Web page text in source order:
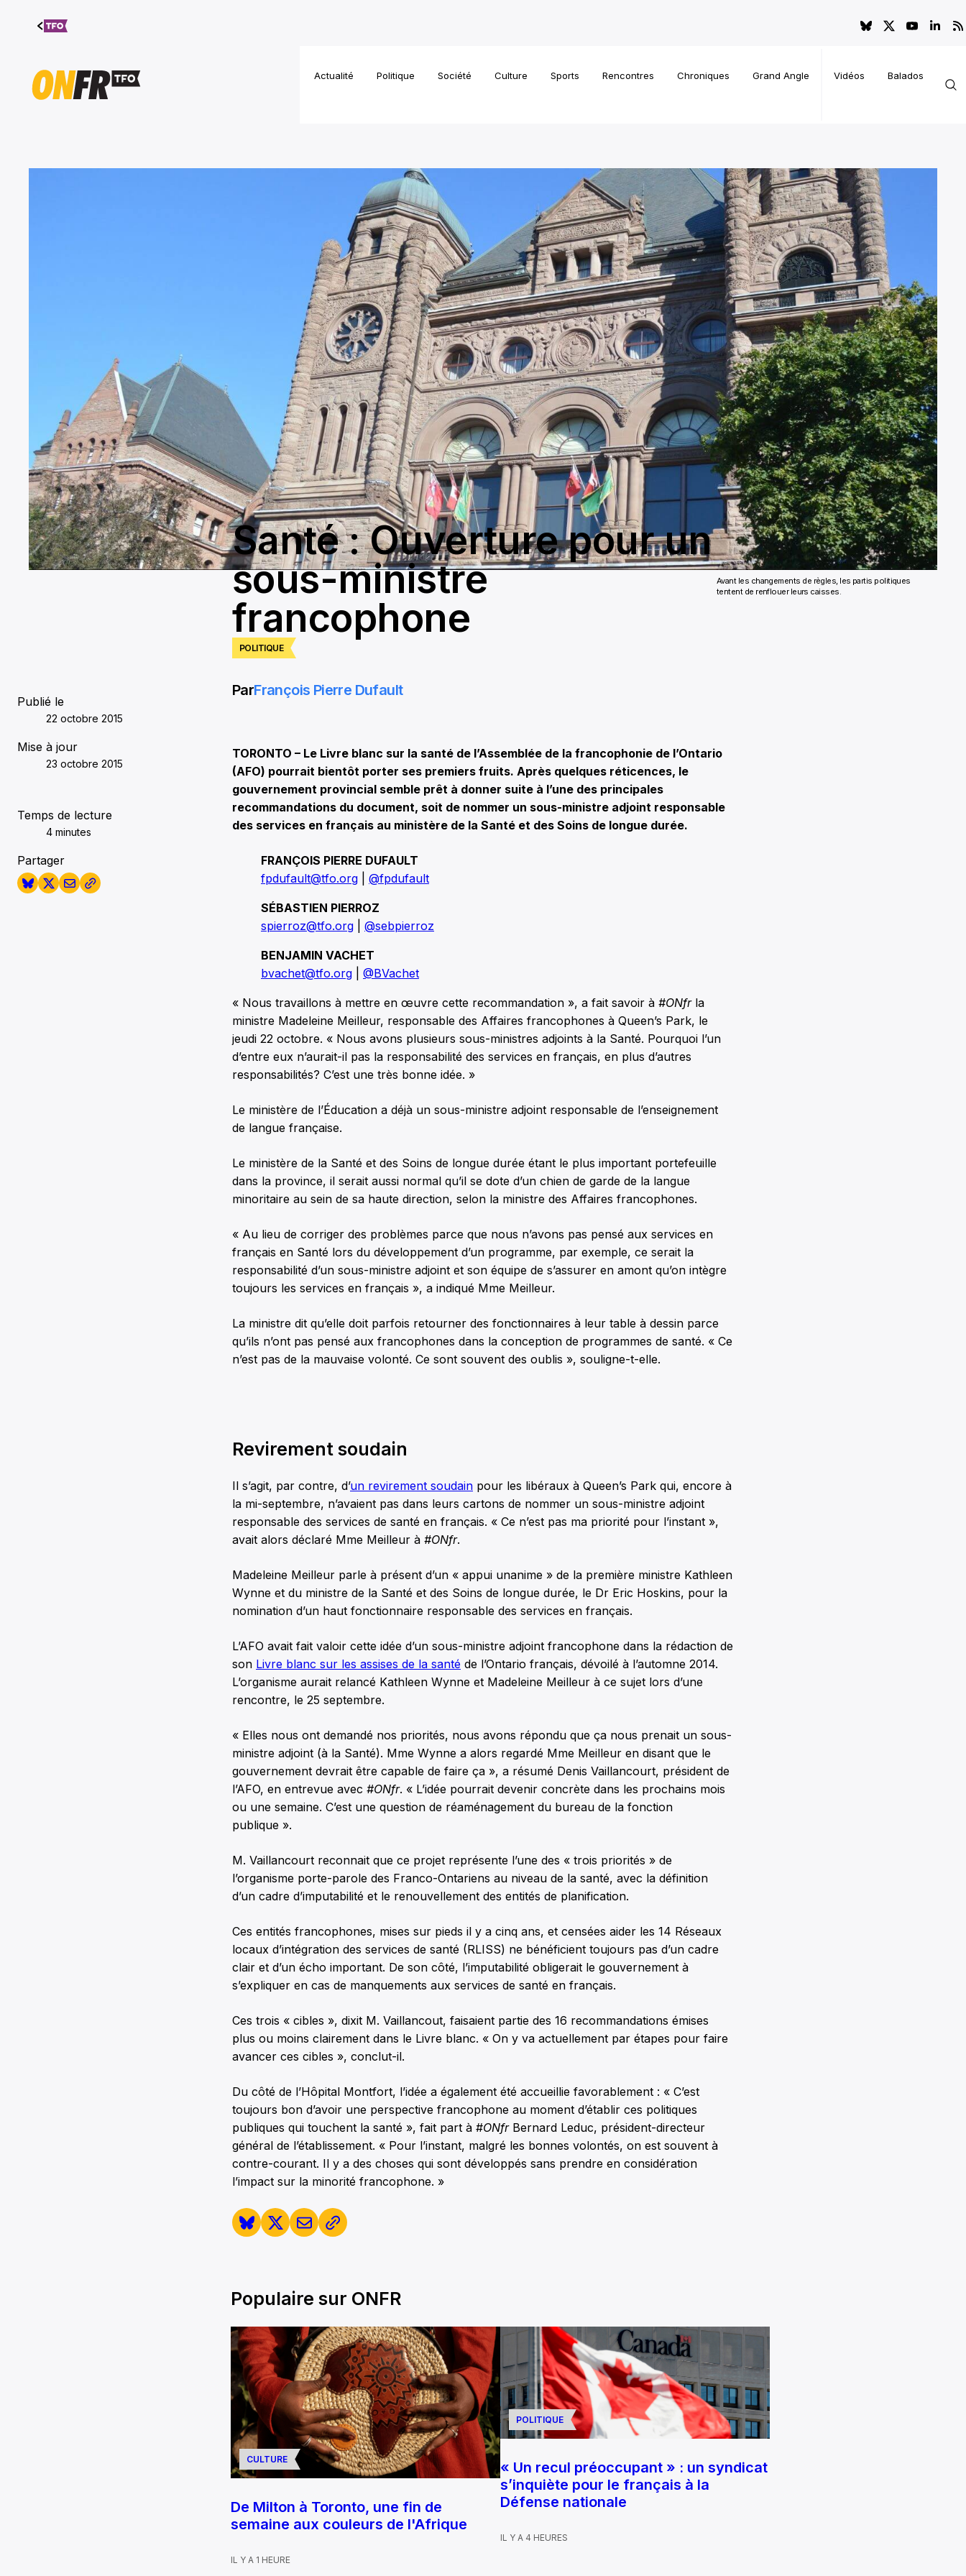
Aller au
contenu
Actualité Politique Société Culture Sports Rencontres Chroniques Grand Angle Vidéos Balados
Avant les changements de règles, les partis politiques
tentent de renflouer leurs caisses.
POLITIQUE
Santé : Ouverture pour un
sous-ministre
francophone
Publié le
22 octobre 2015
Mise à jour
23 octobre 2015
Temps de lecture
4 minutes
Partager
ParFrançois Pierre Dufault
TORONTO – Le Livre blanc sur la santé de l’Assemblée de la francophonie de l’Ontario
(AFO) pourrait bientôt porter ses premiers fruits. Après quelques réticences, le
gouvernement provincial semble prêt à donner suite à l’une des principales
recommandations du document, soit de nommer un sous-ministre adjoint responsable
des services en français au ministère de la Santé et des Soins de longue durée.
FRANÇOIS PIERRE DUFAULT
fpdufault@tfo.org
@fpdufault
SÉBASTIEN PIERROZ
spierroz@tfo.org
@sebpierroz
BENJAMIN VACHET
bvachet@tfo.org
@BVachet
« Nous travaillons à mettre en œuvre cette recommandation », a fait savoir à #ONfrla
ministre Madeleine Meilleur, responsable des Affaires francophones à Queen’s Park, le
jeudi 22 octobre. « Nous avons plusieurs sous-ministres adjoints à la Santé. Pourquoi l’un
d’entre eux n’aurait-il pas la responsabilité des services en français, en plus d’autres
responsabilités? C’est une très bonne idée. »
Le ministère de l’Éducation a déjà un sous-ministre adjoint responsable de l’enseignement
de langue française.
Le ministère de la Santé et des Soins de longue durée étant le plus important portefeuille
dans la province, il serait aussi normal qu’il se dote d’un chien de garde de la langue
minoritaire au sein de sa haute direction, selon la ministre des Affaires francophones.
« Au lieu de corriger des problèmes parce que nous n’avons pas pensé aux services en
français en Santé lors du développement d’un programme, par exemple, ce serait la
responsabilité d’un sous-ministre adjoint et son équipe de s’assurer en amont qu’on intègre
toujours les services en français », a indiqué Mme Meilleur.
La ministre dit qu’elle doit parfois retourner des fonctionnaires à leur table à dessin parce
qu’ils n’ont pas pensé aux francophones dans la conception de programmes de santé. « Ce
n’est pas de la mauvaise volonté. Ce sont souvent des oublis », souligne-t-elle.
Revirement soudain
Il s’agit, par contre, d’un revirement soudain pour les libéraux à Queen’s Park qui, encore à
la mi-septembre, n’avaient pas dans leurs cartons de nommer un sous-ministre adjoint
responsable des services de santé en français. « Ce n’est pas ma priorité pour l’instant »,
avait alors déclaré Mme Meilleur à #ONfr.
Madeleine Meilleur parle à présent d’un « appui unanime » de la première ministre Kathleen
Wynne et du ministre de la Santé et des Soins de longue durée, le Dr Eric Hoskins, pour la
nomination d’un haut fonctionnaire responsable des services en français.
L’AFO avait fait valoir cette idée d’un sous-ministre adjoint francophone dans la rédaction de
son Livre blanc sur les assises de la santé de l’Ontario français, dévoilé à l’automne 2014.
L’organisme aurait relancé Kathleen Wynne et Madeleine Meilleur à ce sujet lors d’une
rencontre, le 25 septembre.
« Elles nous ont demandé nos priorités, nous avons répondu que ça nous prenait un sous-
ministre adjoint (à la Santé). Mme Wynne a alors regardé Mme Meilleur en disant que le
gouvernement devrait être capable de faire ça », a résumé Denis Vaillancourt, président de
l’AFO, en entrevue avec #ONfr. « L’idée pourrait devenir concrète dans les prochains mois
ou une semaine. C’est une question de réaménagement du bureau de la fonction
publique ».
M. Vaillancourt reconnait que ce projet représente l’une des « trois priorités » de
l’organisme porte-parole des Franco-Ontariens au niveau de la santé, avec la définition
d’un cadre d’imputabilité et le renouvellement des entités de planification.
Ces entités francophones, mises sur pieds il y a cinq ans, et censées aider les 14 Réseaux
locaux d’intégration des services de santé (RLISS) ne bénéficient toujours pas d’un cadre
clair et d’un écho important. De son côté, l’imputabilité obligerait le gouvernement à
s’expliquer en cas de manquements aux services de santé en français.
Ces trois « cibles », dixit M. Vaillancout, faisaient partie des 16 recommandations émises
plus ou moins clairement dans le Livre blanc. « On y va actuellement par étapes pour faire
avancer ces cibles », conclut-il.
Du côté de l’Hôpital Montfort, l’idée a également été accueillie favorablement : « C’est
toujours bon d’avoir une perspective francophone au moment d’établir ces politiques
publiques qui touchent la santé », fait part à #ONfrBernard Leduc, président-directeur
général de l’établissement. « Pour l’instant, malgré les bonnes volontés, on est souvent à
contre-courant. Il y a des choses qui sont développés sans prendre en considération
l’impact sur la minorité francophone. »
Populaire sur ONFR
CULTURE
De Milton à Toronto, une fin de
semaine aux couleurs de l'Afrique
IL Y A 1 HEURE
POLITIQUE
« Un recul préoccupant » : un syndicat
s’inquiète pour le français à la
Défense nationale
IL Y A 4 HEURES